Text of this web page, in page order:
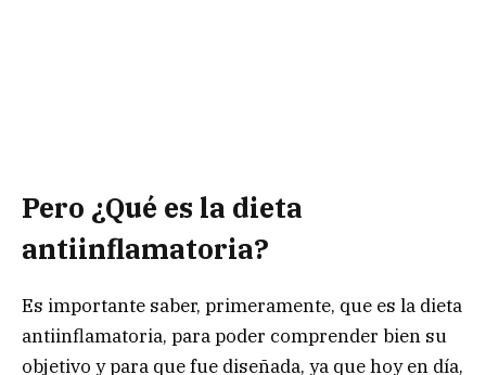
Pero ¿Qué es la dieta
antiinflamatoria?
Es importante saber, primeramente, que es la dieta
antiinflamatoria, para poder comprender bien su
objetivo y para que fue diseñada, ya que hoy en día,